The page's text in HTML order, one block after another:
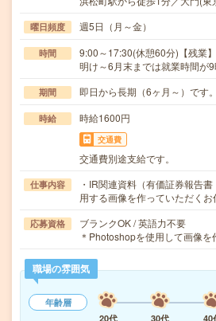
曜日頻度 週5日（月～金）
時間
9:00～17:30(休憩60分)【残業
明け～6月末までは就業時間が
期間 即日から長期（6ヶ月～）です
時給 時給1600円
交通費
交通費別途支給です。
仕事内容
・IR関連資料（有価証券報告
用する画像を作っていただく
応募資格
ブランクOK / 英語力不要
＊Photoshopを使用して画像
職場の雰囲気
年齢層
20代
30代 40